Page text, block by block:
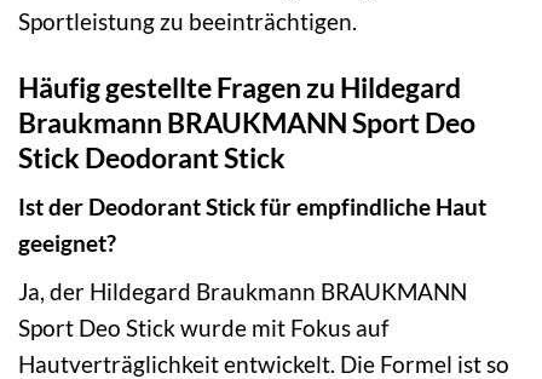
Sportleistung zu beeinträchtigen.
Häufig gestellte Fragen zu Hildegard
Braukmann BRAUKMANN Sport Deo
Stick Deodorant Stick
Ist der Deodorant Stick für empfindliche Haut
geeignet?
Ja, der Hildegard Braukmann BRAUKMANN
Sport Deo Stick wurde mit Fokus auf
Hautverträglichkeit entwickelt. Die Formel ist so